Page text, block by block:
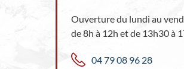
Ouverture du lundi au
de 8h à 12h et de 13h30 à
04 79 08 96 28